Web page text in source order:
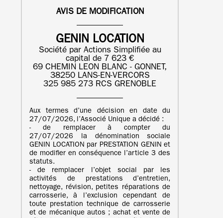
AVIS DE MODIFICATION
GENIN LOCATION
Société par Actions Simplifiée au
capital de 7 623 €
69 CHEMIN LEON BLANC - GONNET,
38250 LANS-EN-VERCORS
325 985 273 RCS GRENOBLE
Aux termes d’une décision en date du
27/07/2026, l’Associé Unique a décidé :
- de remplacer à compter du
27/07/2026 la dénomination sociale
GENIN LOCATION par PRESTATION GENIN et
de modifier en conséquence l’article 3 des
statuts.
- de remplacer l’objet social par les
activités de prestations d’entretien,
nettoyage, révision, petites réparations de
carrosserie, à l’exclusion cependant de
toute prestation technique de carrosserie
et de mécanique autos ; achat et vente de